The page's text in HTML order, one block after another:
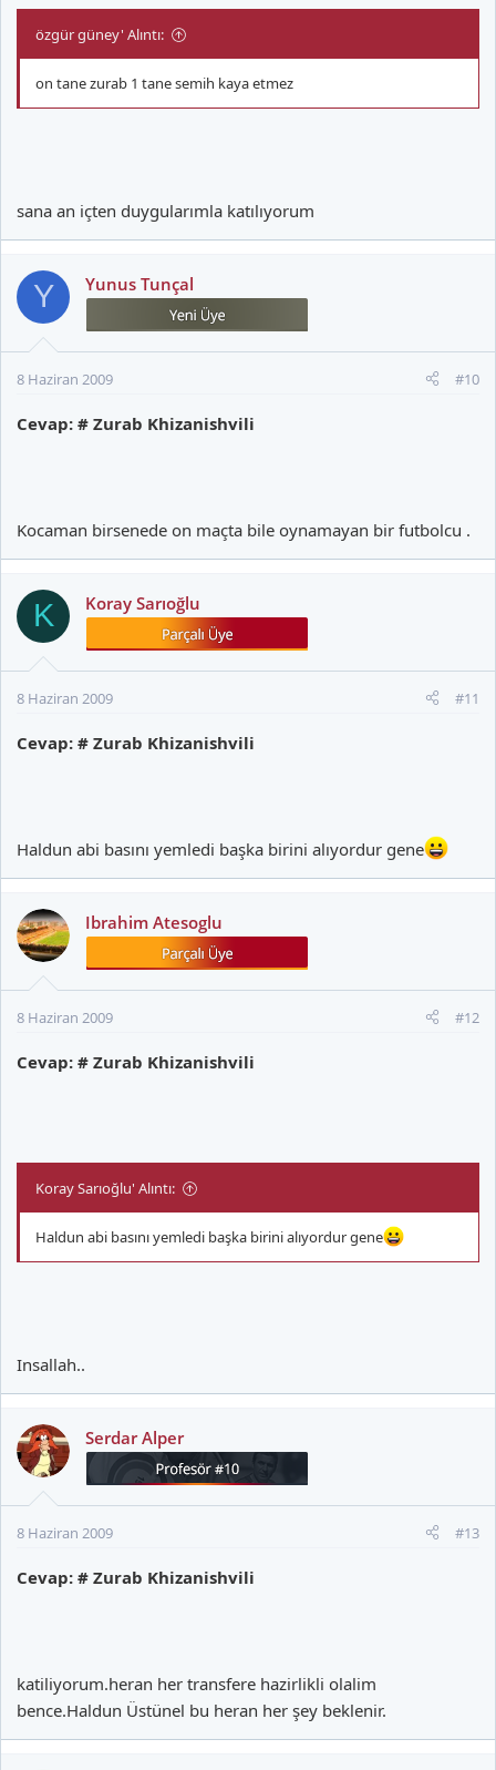
özgür güney' Alıntı:
on tane zurab 1 tane semih kaya etmez
sana an içten duygularımla katılıyorum
Y Yunus Tunçal
8 Haziran 2009 #10
Cevap: # Zurab Khizanishvili
Kocaman birsenede on maçta bile oynamayan bir futbolcu .
K Koray Sarıoğlu
8 Haziran 2009 #11
Cevap: # Zurab Khizanishvili
Haldun abi basını yemledi başka birini alıyordur gene
Ibrahim Atesoglu
8 Haziran 2009 #12
Cevap: # Zurab Khizanishvili
Koray Sarıoğlu' Alıntı:
Haldun abi basını yemledi başka birini alıyordur gene
Insallah..
Serdar Alper
8 Haziran 2009 #13
Cevap: # Zurab Khizanishvili
katiliyorum.heran her transfere hazirlikli olalim
bence.Haldun Üstünel bu heran her şey beklenir.